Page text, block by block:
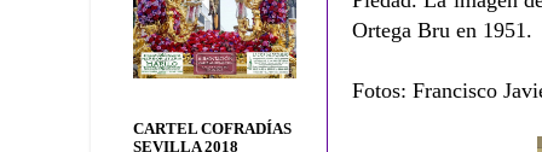
Ortega Bru en 1951.
Fotos: Francisco
CARTEL COFRADÍAS
SEVILLA 2018